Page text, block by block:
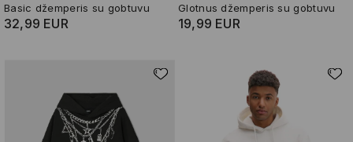
Basic džemperis su gobtuvu
32,99 EUR
Glotnus džemperis su gobtuvu
19,99 EUR